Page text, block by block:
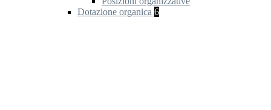
Dotazione organica 6